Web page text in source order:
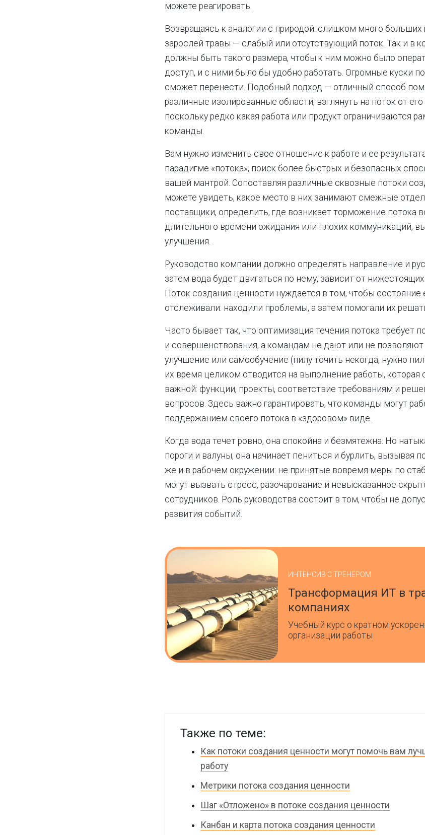
можете реагировать.
Возвращаясь к аналогии с природой: слишком много больших
зарослей травы — слабый или отсутствующий поток. Так и в
должны быть такого размера, чтобы к ним можно было
доступ, и с ними было бы удобно работать. Огромные куски
сможет перенести. Подобный подход — отличный способ
различные изолированные области, взглянуть на поток от
поскольку редко какая работа или продукт ограничиваются
команды.
Вам нужно изменить свое отношение к работе и ее
парадигме «потока», поиск более быстрых и безопасных
вашей мантрой. Сопоставляя различные сквозные потоки
можете увидеть, какое место в них занимают смежные
поставщики, определить, где возникает торможение потока
длительного времени ожидания или плохих коммуникаций,
улучшения.
Руководство компании должно определять направление и
затем вода будет двигаться по нему, зависит от
Поток создания ценности нуждается в том, чтобы состояние
отслеживали: находили проблемы, а затем помогали их
Часто бывает так, что оптимизация течения потока требует
и совершенствования, а командам не дают или не позволяют
улучшение или самообучение (пилу точить некогда, нужно
их время целиком отводится на выполнение работы, которая
важной: функции, проекты, соответствие требованиям и
вопросов. Здесь важно гарантировать, что команды могут
поддержанием своего потока в «здоровом» виде.
Когда вода течет ровно, она спокойна и безмятежна. Но
пороги и валуны, она начинает пениться и бурлить, вызывая
же и в рабочем окружении: не принятые вовремя меры по
могут вызвать стресс, разочарование и невысказанное
сотрудников. Роль руководства состоит в том, чтобы не
развития событий.
ИНТЕНСИВ С ТРЕНЕРОМ
Трансформация ИТ в
компаниях
Учебный курс о кратном
организации работы
Также по теме:
Как потоки создания ценности могут помочь вам
работу
Метрики потока создания ценности
Шаг «Отложено» в потоке создания ценности
Канбан и карта потока создания ценности